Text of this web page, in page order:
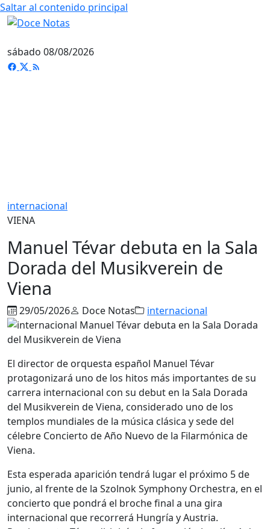
Saltar al contenido principal
sábado 08/08/2026
internacional
VIENA
Manuel Tévar debuta en la Sala
Dorada del Musikverein de
Viena
29/05/2026 Doce Notas internacional
El director de orquesta español Manuel Tévar
protagonizará uno de los hitos más importantes de su
carrera internacional con su debut en la Sala Dorada
del Musikverein de Viena, considerado uno de los
templos mundiales de la música clásica y sede del
célebre Concierto de Año Nuevo de la Filarmónica de
Viena.
Esta esperada aparición tendrá lugar el próximo 5 de
junio, al frente de la Szolnok Symphony Orchestra, en el
concierto que pondrá el broche final a una gira
internacional que recorrerá Hungría y Austria.